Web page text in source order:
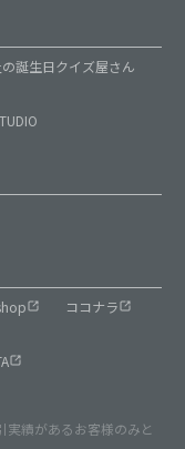
誕生日クイズ屋さん
ココナラ
績があるお客様のみと